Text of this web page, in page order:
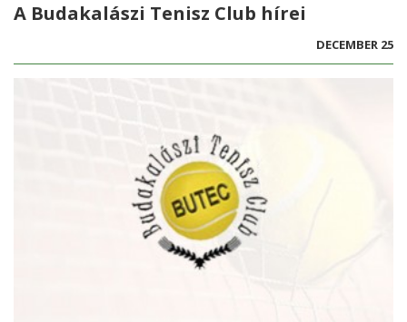
A Budakalászi Tenisz Club hírei
DECEMBER 25